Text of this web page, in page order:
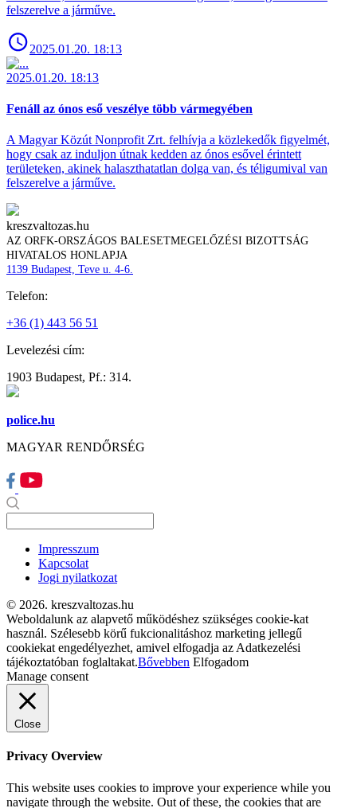
felszerelve a járműve.
2025.01.20. 18:13
2025.01.20. 18:13
Fenáll az ónos eső veszélye több vármegyében
A Magyar Közút Nonprofit Zrt. felhívja a közlekedők figyelmét,
hogy csak az induljon útnak kedden az ónos esővel érintett
területeken, akinek halaszthatatlan dolga van, és téligumival van
felszerelve a járműve.
kreszvaltozas.hu
AZ ORFK-ORSZÁGOS BALESETMEGELŐZÉSI BIZOTTSÁG
HIVATALOS HONLAPJA
1139 Budapest, Teve u. 4-6.
Telefon:
+36 (1) 443 56 51
Levelezési cím:
1903 Budapest, Pf.: 314.
police.hu
MAGYAR RENDŐRSÉG
Impresszum
Kapcsolat
Jogi nyilatkozat
© 2026. kreszvaltozas.hu
Weboldalunk az alapvető működéshez szükséges cookie-kat
használ. Szélesebb körű fukcionalitáshoz marketing jellegű
cookiekat engedélyezhet, amivel elfogadja az Adatkezelési
tájékoztatóban foglaltakat.Bővebben Elfogadom
Manage consent
Close
Privacy Overview
This website uses cookies to improve your experience while you
navigate through the website. Out of these, the cookies that are